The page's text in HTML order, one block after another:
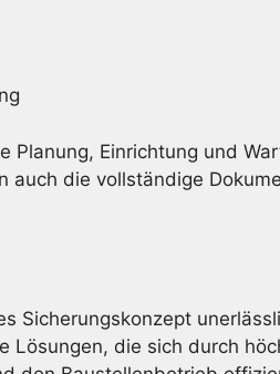
Einrichtung und
auch die vollständige
Sicherungskonzept
Lösungen, die sich durch